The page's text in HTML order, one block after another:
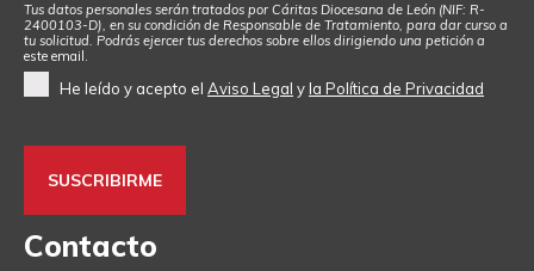
Tus datos personales serán tratados por Cáritas Diocesana de León (NIF: R-
2400103-D), en su condición de Responsable de Tratamiento, para dar curso a
tu solicitud. Podrás ejercer tus derechos sobre ellos dirigiendo una petición a
este email .
He leído y acepto el Aviso Legal yla Política de Privacidad
Contacto